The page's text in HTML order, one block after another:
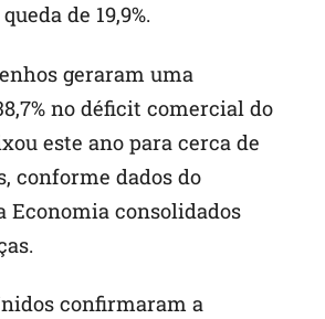
de 19,9%.
geraram uma
no déficit comercial do
este ano para cerca de
conforme dados do
Economia consolidados
confirmaram a